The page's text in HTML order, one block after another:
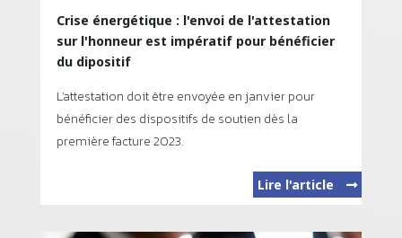
Crise énergétique : l'envoi de l'attestation
sur l'honneur est impératif pour bénéficier
du dipositif
L'attestation doit être envoyée en janvier pour
bénéficier des dispositifs de soutien dès la
première facture 2023.
Lire l'article